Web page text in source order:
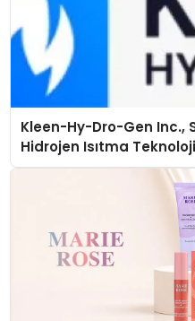
Kleen-Hy-Dro-Gen Inc.,
Hidrojen Isıtma
Düzenleyici Onaylarını